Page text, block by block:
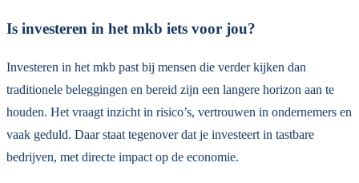
Is investeren in het mkb iets voor jou?
Investeren in het mkb past bij mensen die verder kijken dan
traditionele beleggingen en bereid zijn een langere horizon aan te
houden. Het vraagt inzicht in risico’s, vertrouwen in ondernemers en
vaak geduld. Daar staat tegenover dat je investeert in tastbare
bedrijven, met directe impact op de economie.